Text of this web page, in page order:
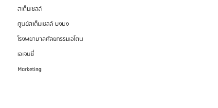
สเต็มเซลล์
ศูนย์สเต็มเซลล์ บงบง
โรงพยาบาลศัลยกรรมเอโตน
เอเจนซี่
Marketing